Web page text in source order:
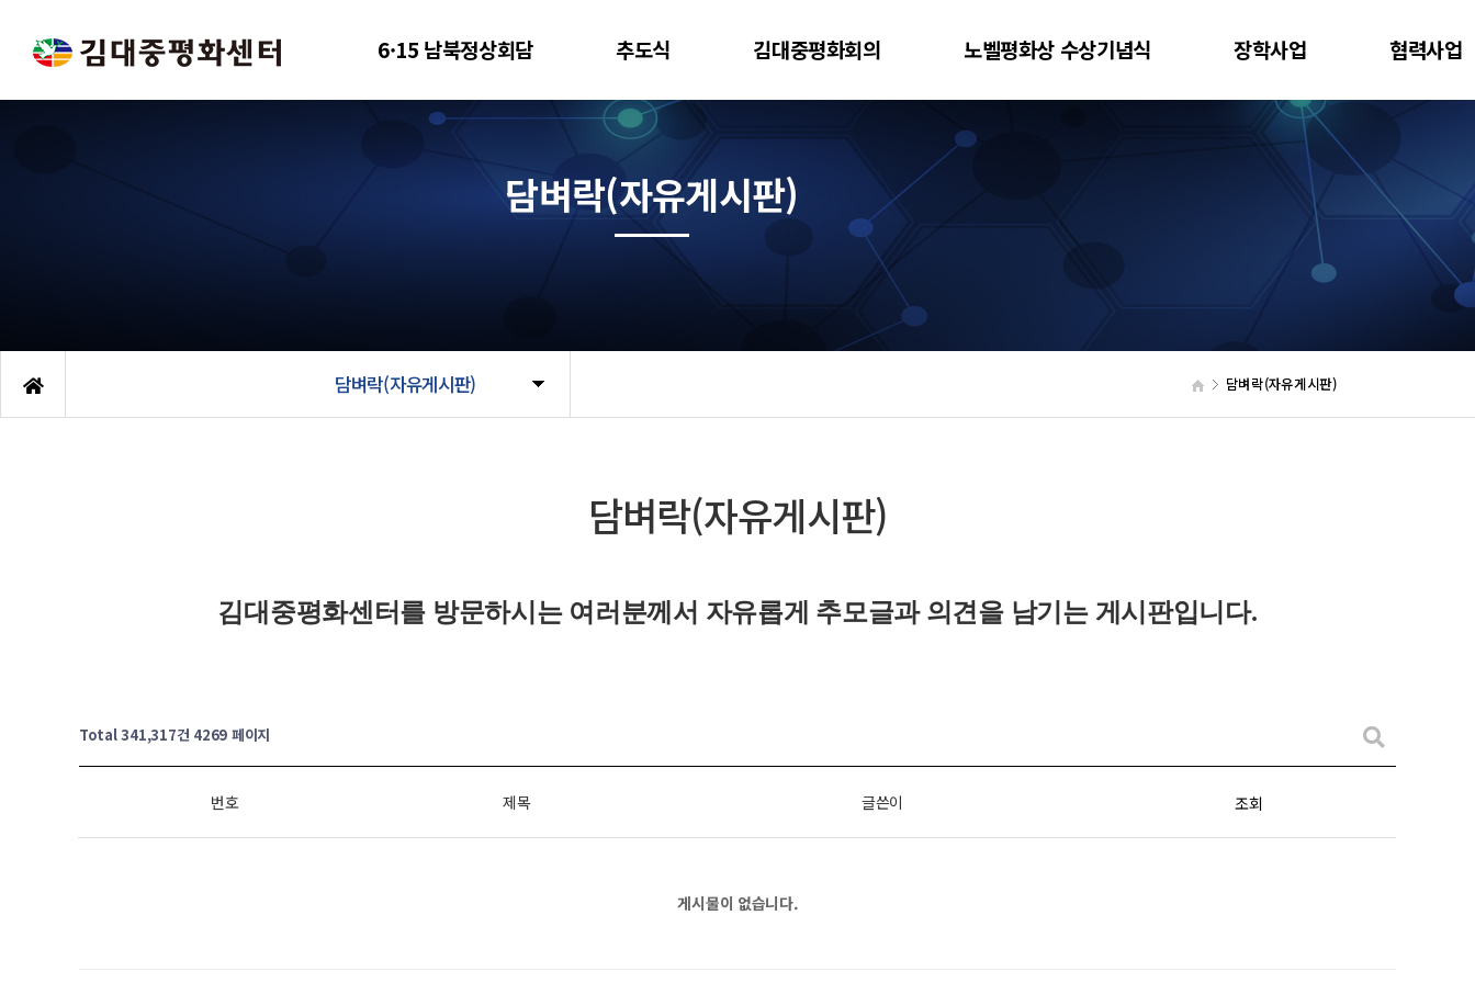
6·15 남북정상회담 추도식 김대중평화회의 노벨평화상 수상기념식 장학사업 협력사업
담벼락(자유게시판) 담벼락(자유게시판)
담벼락(자유게시판)
담벼락(자유게시판)
김대중평화센터를 방문하시는 여러분께서 자유롭게 추모글과의견을 남기는 게시판입니다.
Total 341,317건4269 페이지
번호 제목 글쓴이 조회
게시물이 없습니다.